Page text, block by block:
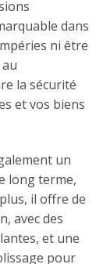
dans
ni être
la sécurité
et vos biens
un
long terme,
il offre de
avec des
et une
pour